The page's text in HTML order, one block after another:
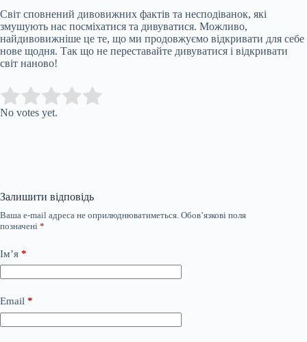
Світ сповнений дивовижних фактів та несподіванок, які
змушують нас посміхатися та дивуватися. Можливо,
найдивовижніше це те, що ми продовжуємо відкривати для себе
нове щодня. Так що не переставайте дивуватися і відкривати
світ наново!
Rate this item:
No votes yet.
Залишити відповідь
Ваша e-mail адреса не оприлюднюватиметься. Обов’язкові поля
позначені *
Ім’я *
Email *